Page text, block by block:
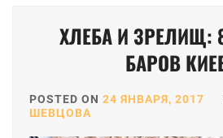
ХЛЕБА И ЗРЕЛИЩ:
БАРОВ
POSTED ON 24 ЯНВАРЯ, 2017
ШЕВЦОВА